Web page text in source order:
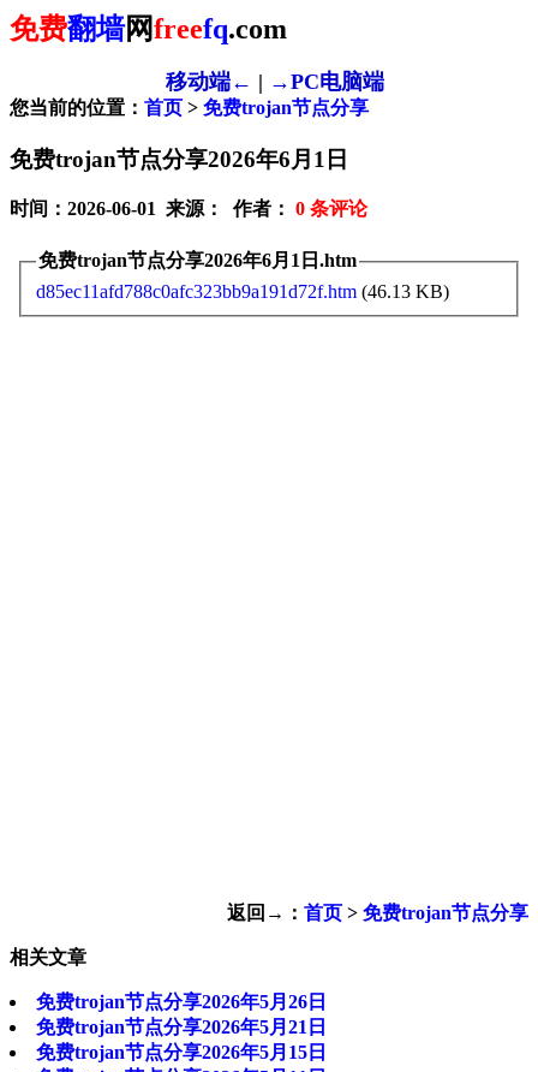
免费翻墙网freefq.com
移动端← | →PC电脑端
您当前的位置： 首页 > 免费trojan节点分享
免费trojan节点分享2026年6月1日
时间：2026-06-01 来源： 作者： 0 条评论
免费trojan节点分享2026年6月1日.htm
d85ec11afd788c0afc323bb9a191d72f.htm (46.13 KB)
返回→： 首页 > 免费trojan节点分享
相关文章
免费trojan节点分享2026年5月26日
免费trojan节点分享2026年5月21日
免费trojan节点分享2026年5月15日